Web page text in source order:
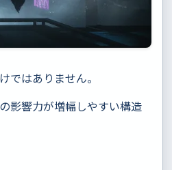
ではありません。
影響力が増幅しやすい構造